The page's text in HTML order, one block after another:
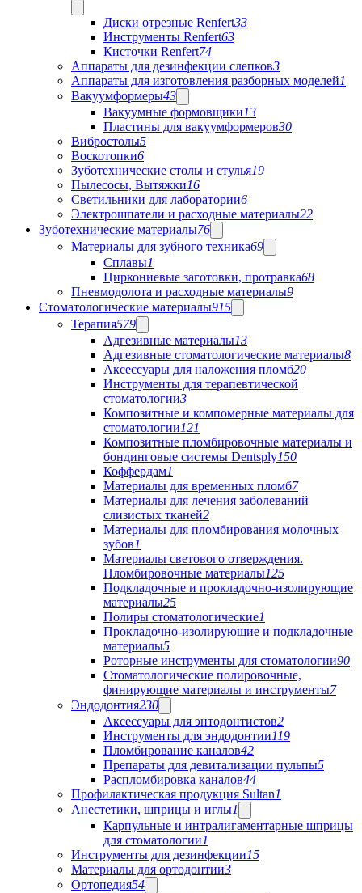
Диски отрезные Renfert33
Инструменты Renfert63
Кисточки Renfert74
Аппараты для дезинфекции слепков3
Аппараты для изготовления разборных моделей1
Вакуумформеры43
Вакуумные формовщики13
Пластины для вакуумформеров30
Вибростолы5
Воскотопки6
Зуботехнические столы и стулья19
Пылесосы, Вытяжки16
Светильники для лаборатории6
Электрошпатели и расходные материалы22
Зуботехнические материалы76
Материалы для зубного техника69
Сплавы1
Циркониевые заготовки, протравка68
Пневмодолота и расходные материалы9
Стоматологические материалы915
Терапия579
Адгезивные материалы13
Адгезивные стоматологические материалы8
Аксессуары для наложения пломб20
Инструменты для терапевтической
стоматологии3
Композитные и компомерные материалы для
стоматологии121
Композитные пломбировочные материалы и
бондинговые системы Dentsply150
Коффердам1
Материалы для временных пломб7
Материалы для лечения заболеваний
слизистых тканей2
Материалы для пломбирования молочных
зубов1
Материалы светового отверждения.
Пломбировочные материалы125
Подкладочные и прокладочно-изолирующие
материалы25
Полиры стоматологические1
Прокладочно-изолирующие и подкладочные
материалы5
Роторные инструменты для стоматологии90
Стоматологические полировочные,
финирующие материалы и инструменты7
Эндодонтия230
Аксессуары для энтодонтистов2
Инструменты для эндодонтии119
Пломбирование каналов42
Препараты для девитализации пульпы5
Распломбировка каналов44
Профилактическая продукция Sultan1
Анестетики, шприцы и иглы1
Карпульные и интралигаментарные шприцы
для стоматологии1
Инструменты для дезинфекции15
Материалы для ортодонтии3
Ортопедия54